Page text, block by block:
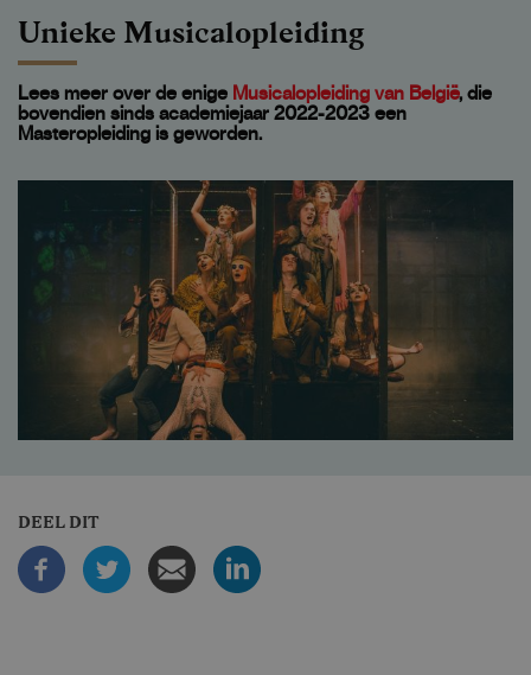
Unieke Musicalopleiding
Lees meer over de enige Musicalopleiding van België, die
bovendien sinds academiejaar 2022-2023 een
Masteropleiding is geworden.
DEEL DIT